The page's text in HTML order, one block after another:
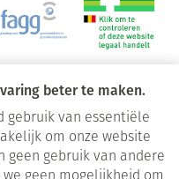
beter te maken.
gebruik van essentiële
om onze website
geen gebruik van andere